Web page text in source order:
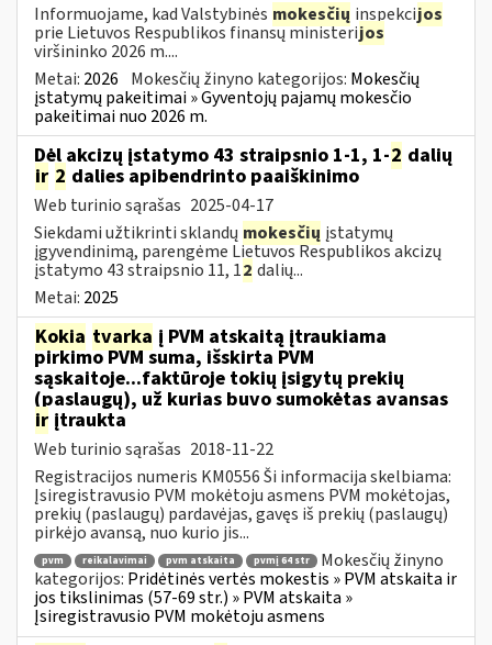
Informuojame, kad Valstybinės mokesčių inspekcijos
prie Lietuvos Respublikos finansų ministerijos
viršininko 2026 m....
Metai: 2026 Mokesčių žinyno kategorijos: Mokesčių
įstatymų pakeitimai » Gyventojų pajamų mokesčio
pakeitimai nuo 2026 m.
Dėl akcizų įstatymo 43 straipsnio 1-1, 1-2 dalių
ir 2 dalies apibendrinto paaiškinimo
Web turinio sąrašas 2025-04-17
Siekdami užtikrinti sklandų mokesčių įstatymų
įgyvendinimą, parengėme Lietuvos Respublikos akcizų
įstatymo 43 straipsnio 11, 12 dalių...
Metai: 2025
Kokia tvarka į PVM atskaitą įtraukiama
pirkimo PVM suma, išskirta PVM
sąskaitoje...faktūroje tokių įsigytų prekių
(paslaugų), už kurias buvo sumokėtas avansas
ir įtraukta
Web turinio sąrašas 2018-11-22
Registracijos numeris KM0556 Ši informacija skelbiama:
Įsiregistravusio PVM mokėtoju asmens PVM mokėtojas,
prekių (paslaugų) pardavėjas, gavęs iš prekių (paslaugų)
pirkėjo avansą, nuo kurio jis...
pvm reikalavimai pvm atskaita pvmį 64 str
Mokesčių žinyno
kategorijos: Pridėtinės vertės mokestis » PVM atskaita ir
jos tikslinimas (57-69 str.) » PVM atskaita »
Įsiregistravusio PVM mokėtoju asmens